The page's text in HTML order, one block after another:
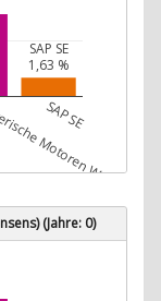
SAP SE
1,63 %
Motoren Werke AG
SAP SE
(Jahre: 0)